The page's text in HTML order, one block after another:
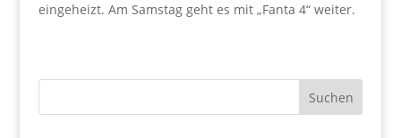
eingeheizt. Am Samstag geht es mit „Fanta 4“ weiter.